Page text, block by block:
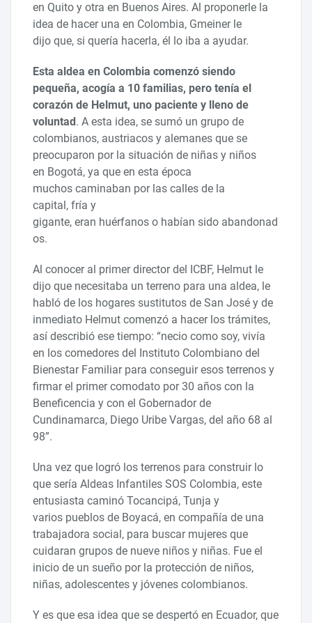
en Quito y otra en Buenos Aires. Al proponerle la
idea de hacer una en Colombia, Gmeiner le
dijo que, si quería hacerla, él lo iba a ayudar.
Esta aldea en Colombia comenzó siendo
pequeña, acogía a 10 familias, pero tenía el
corazón de Helmut, uno paciente y lleno de
voluntad. A esta idea, se sumó un grupo de
colombianos, austriacos y alemanes que se
preocuparon por la situación de niñas y niños
en Bogotá, ya que en esta época
muchos caminaban por las calles de la
capital, fría y
gigante, eran huérfanos o habían sido abandonad
os.
Al conocer al primer director del ICBF, Helmut le
dijo que necesitaba un terreno para una aldea, le
habló de los hogares sustitutos de San José y de
inmediato Helmut comenzó a hacer los trámites,
así describió ese tiempo: “necio como soy, vivía
en los comedores del Instituto Colombiano del
Bienestar Familiar para conseguir esos terrenos y
firmar el primer comodato por 30 años con la
Beneficencia y con el Gobernador de
Cundinamarca, Diego Uribe Vargas, del año 68 al
98”.
Una vez que logró los terrenos para construir lo
que sería Aldeas Infantiles SOS Colombia, este
entusiasta caminó Tocancipá, Tunja y
varios pueblos de Boyacá, en compañía de una
trabajadora social, para buscar mujeres que
cuidaran grupos de nueve niños y niñas. Fue el
inicio de un sueño por la protección de niños,
niñas, adolescentes y jóvenes colombianos.
Y es que esa idea que se despertó en Ecuador, que